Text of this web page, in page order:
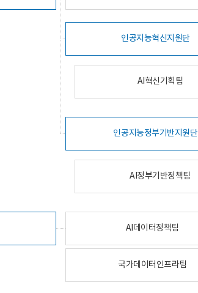
인공지능혁신지원단
AI혁신기획팀
인공지능정부기반지원단
AI정부기반정책팀
AI데이터정책팀
국가데이터인프라팀